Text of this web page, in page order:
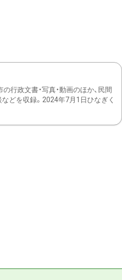
政文書・写真・動画のほか、民間
どを収録。2024年7月1日ひなぎく